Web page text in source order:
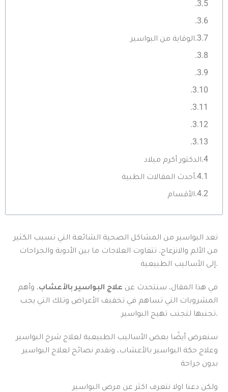
الوقاية من البواسير
الدكتور أكرم ميلاد
أحدث المقالات الطبية
الأقسام
تعد البواسير من المشاكل الصحية الشائعة التي تسبب الكثير
من الألم والانزعاج. تتفاوت العلاجات ما بين الأدوية والجراحات
إلى الأساليب الطبيعية.
في هذا المقال، سنتحدث عن علاج البواسير بالأعشاب، وأهم
المشروبات التي تساهم في تخفيف الأعراض وتلك التي يجب
تجنبها لتجنب تهيج البواسير.
سنعرض أيضًا بعض الأساليب الطبيعية لعلاج شرخ البواسير
وعلاج حكة البواسير بالأعشاب، ونقدم نصائح لعلاج البواسير
بدون جراحة
ولكن دعنا اولا نتعرف اكثر عن مرض البواسير